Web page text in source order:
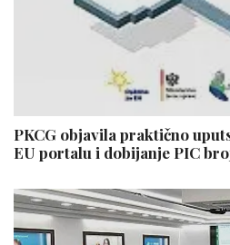
PKCG objavila praktično
EU portalu i dobijanje PIC